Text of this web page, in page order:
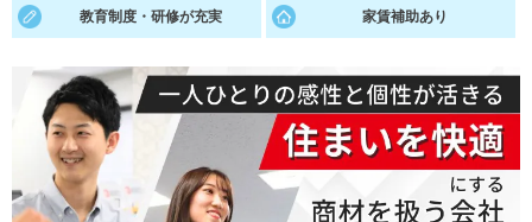
就活ノウハウが満載！ お役立ち記事・相談室など
適職診断
あなたに合う仕事を診断！
就活チャンネル
動画で対策講座をチェック
就活ニュースペーパー
就活時事ニュースを更新
よくある質問
不明点があればこちら
教育制度・研修が充実 家賃補助あり